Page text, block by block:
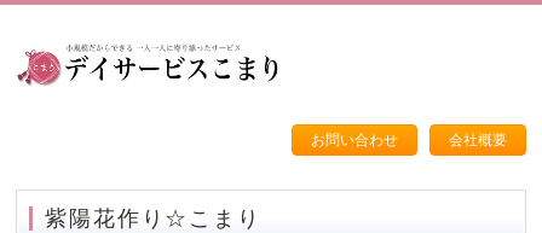
お問い合わせ 会社概要
紫陽花作り☆こまり